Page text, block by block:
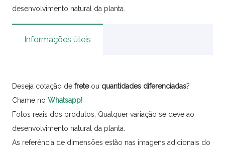
desenvolvimento natural da planta.
Informações úteis
Deseja cotação de freteou quantidades diferenciadas?
Chame no Whatsapp!
Fotos reais dos produtos. Qualquer variação se deve ao
desenvolvimento natural da planta.
As referência de dimensões estão nas imagens adicionais do